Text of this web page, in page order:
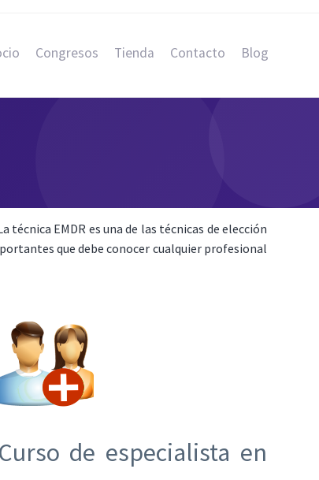
Congresos Tienda Contacto Blog
EMDR es una de las técnicas de elección
que debe conocer cualquier profesional
de especialista en